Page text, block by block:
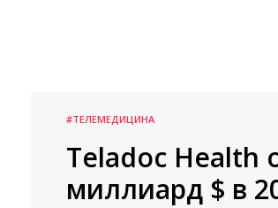
#ТЕЛЕМЕДИЦИНА
Teladoc Health
миллиард $ в